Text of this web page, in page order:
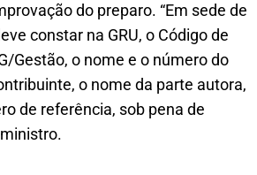
do preparo. “Em sede de
constar na GRU, o Código de
Gestão, o nome e o número do
o nome da parte autora,
de referência, sob pena de